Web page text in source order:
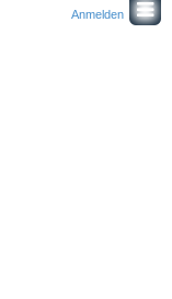
Anmelden